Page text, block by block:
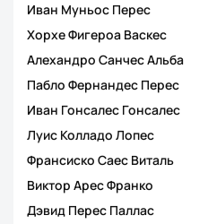
Иван Муньос Перес
Хорхе Фигероа Васкес
Алехандро Санчес Альба
Пабло Фернандес Перес
Иван Гонсалес Гонсалес
Луис Колладо Лопес
Франсиско Саес Виталь
Виктор Арес Франко
Дэвид Перес Паллас